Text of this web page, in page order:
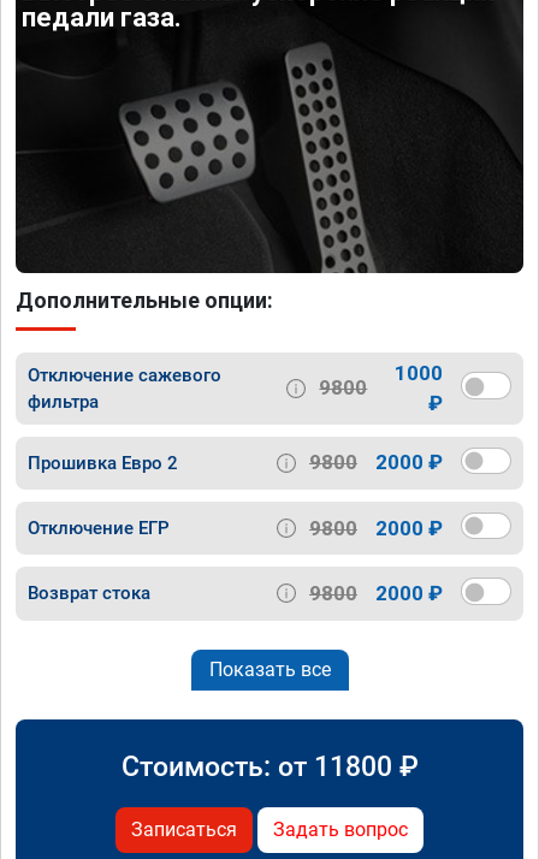
педали газа.
Дополнительные опции:
Отключение сажевого
фильтра
9800
1000
₽
Прошивка Евро 2 9800 2000 ₽
Отключение ЕГР 9800 2000 ₽
Возврат стока 9800 2000 ₽
Показать все
Стоимость: от 11800 ₽
Записаться Задать вопрос